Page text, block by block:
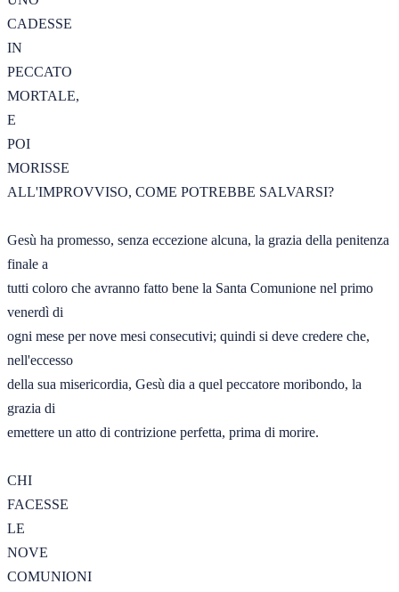
CADESSE
IN
PECCATO
MORTALE,
E
POI
MORISSE
ALL'IMPROVVISO, COME POTREBBE SALVARSI?
Gesù ha promesso, senza eccezione alcuna, la grazia della penitenza
finale a
tutti coloro che avranno fatto bene la Santa Comunione nel primo
venerdì di
ogni mese per nove mesi consecutivi; quindi si deve credere che,
nell'eccesso
della sua misericordia, Gesù dia a quel peccatore moribondo, la
grazia di
emettere un atto di contrizione perfetta, prima di morire.
CHI
FACESSE
LE
NOVE
COMUNIONI